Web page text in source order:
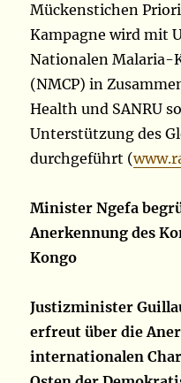
Mückenstichen
Kampagne wird mit
Nationalen Malaria-
(NMCP) in
Health und SANRU
Unterstützung des
durchgeführt (
Minister Ngefa
Anerkennung des
Kongo
Justizminister
erfreut über die
internationalen